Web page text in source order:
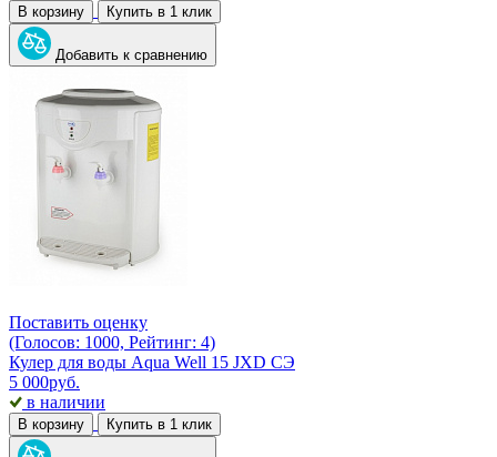
В корзину Купить в 1 клик
Добавить к сравнению
Поставить оценку
(Голосов: 1000, Рейтинг: 4)
Кулер для воды Aqua Well 15 JXD CЭ
5 000руб.
в наличии
В корзину Купить в 1 клик